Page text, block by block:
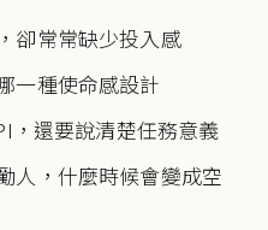
卻常常缺少投入感
一種使命感設計
，還要說清楚任務意義
人，什麼時候會變成空